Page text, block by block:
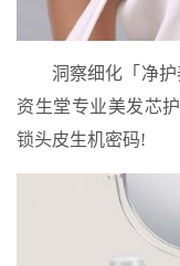
洞察细化「净护养
资生堂专业美发芯
锁头皮生机密码!